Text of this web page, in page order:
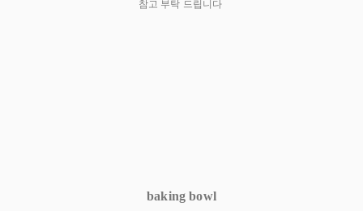
참고 부탁 드립니다
baking bowl